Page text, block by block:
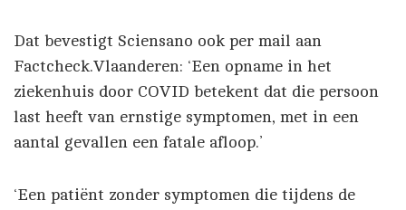
Dat bevestigt Sciensano ook per mail aan
Factcheck.Vlaanderen: ‘Een opname in het
ziekenhuis door COVID betekent dat die persoon
last heeft van ernstige symptomen, met in een
aantal gevallen een fatale afloop.’
‘Een patiënt zonder symptomen die tijdens de